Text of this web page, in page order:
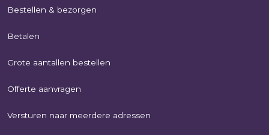
Bestellen & bezorgen
Betalen
Grote aantallen bestellen
Offerte aanvragen
Versturen naar meerdere adressen